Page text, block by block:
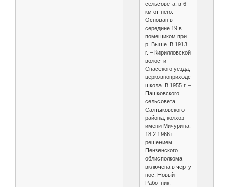
сельсовета, в 6
км от него.
Основан в
середине 19 в.
помещиком при
р. Выше. В 1913
г. – Кирилловской
волости
Спасского уезда,
церковноприходская
школа. В 1955 г. –
Пашковского
сельсовета
Салтыковского
района, колхоз
имени Мичурина.
18.2.1966 г.
решением
Пензенского
облисполкома
включена в черту
пос. Новый
Работник.